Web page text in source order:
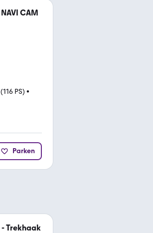
CAM
PS) •
Parken
- Trekhaak